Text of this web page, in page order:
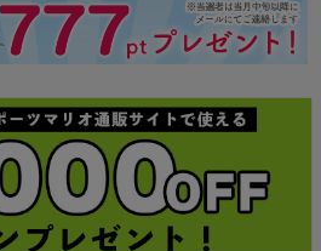
ペー
ジト
ップ